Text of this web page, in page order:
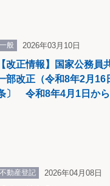
６月）
一般 2026年03月10日
【改正情報】国家公務員
部改正（令和8年2月16
〕 令和8年4月1日から
不動産登記 2026年04月08日